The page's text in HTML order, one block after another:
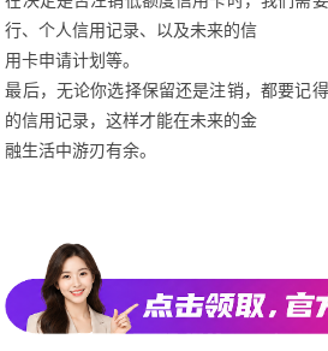
行、个人信用记录、以及未来的信
用卡申请计划等。
最后，无论你选择保留还是注销，都要记
的信用记录，这样才能在未来的金
融生活中游刃有余。